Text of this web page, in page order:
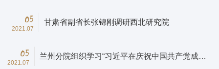
05
2021.07
甘肃省副省长张锦刚调研西北研究院
05
2021.07
兰州分院组织学习“习近平在庆祝中国共产党成立